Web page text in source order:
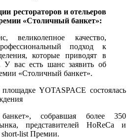
рестораторов и отельеров
«Столичный банкет»:
великолепное качество,
подход к
которые приводят в
У вас есть шанс заявить об
«Столичный банкет».
YOTASPACE состоялась
собравшая более 350
представителей HoReCa и
list Премии.